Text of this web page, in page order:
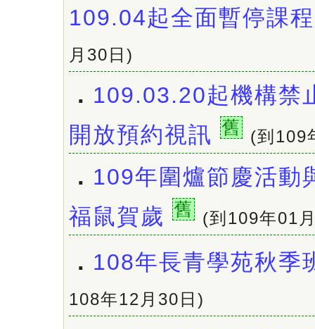
109.04起全面暫停課程
月30日)
． 109.03.20起機構禁
開放預約視訊 舊 (到109
． 109年圍爐節慶活動
福鼠賀歲 舊 (到109年01
． 108年長青學苑秋季
108年12月30日)